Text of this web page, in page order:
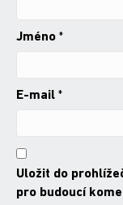
Jméno *
E-mail *
Uložit do
pro budoucí